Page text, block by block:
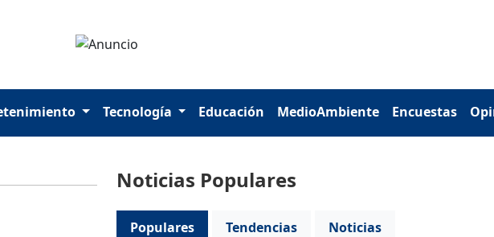
Tecnología Educación MedioAmbiente Encuestas
Noticias Populares
Populares Tendencias
Noticias